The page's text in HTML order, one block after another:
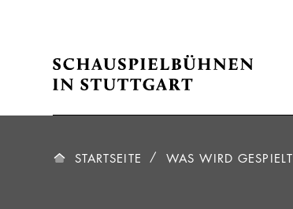
STARTSEITE WAS WIRD GESPIELT